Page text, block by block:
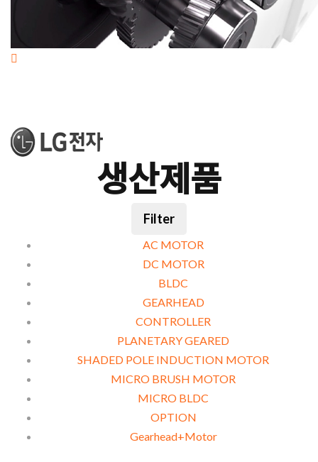
생산제품
Filter
AC MOTOR
DC MOTOR
BLDC
GEARHEAD
CONTROLLER
PLANETARY GEARED
SHADED POLE INDUCTION MOTOR
MICRO BRUSH MOTOR
MICRO BLDC
OPTION
Gearhead+Motor